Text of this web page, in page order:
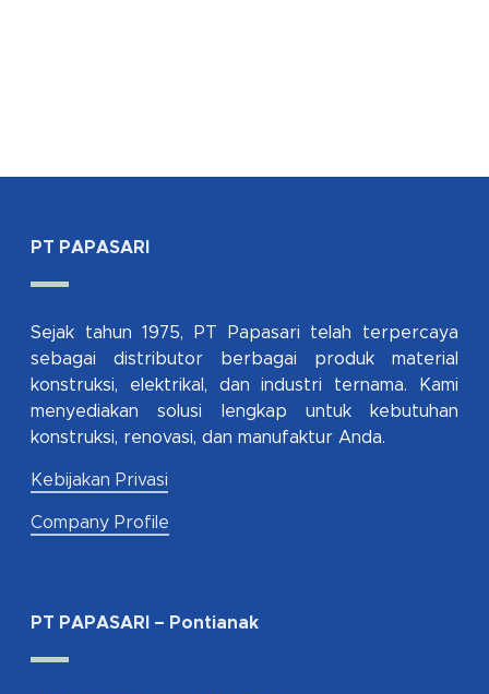
PT PAPASARI
Sejak tahun 1975, PT Papasari telah terpercaya
sebagai distributor berbagai produk material
konstruksi, elektrikal, dan industri ternama. Kami
menyediakan solusi lengkap untuk kebutuhan
konstruksi, renovasi, dan manufaktur Anda.
Kebijakan Privasi
Company Profile
PT PAPASARI – Pontianak